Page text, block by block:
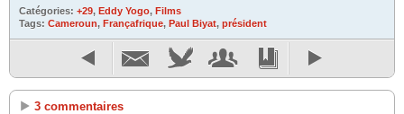
Catégories: +29, Eddy Yogo, Films
Tags: Cameroun, Françafrique, Paul Biyat, président
3 commentaires